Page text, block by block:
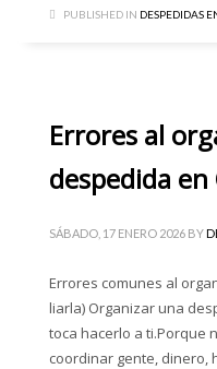
PUBLISHED IN DESPEDIDAS
Errores al
despedida
SÁBADO, 17 ENERO 2026 BY
Errores comunes al
liarla) Organizar una
toca hacerlo a ti.Porque
coordinar gente, dinero,